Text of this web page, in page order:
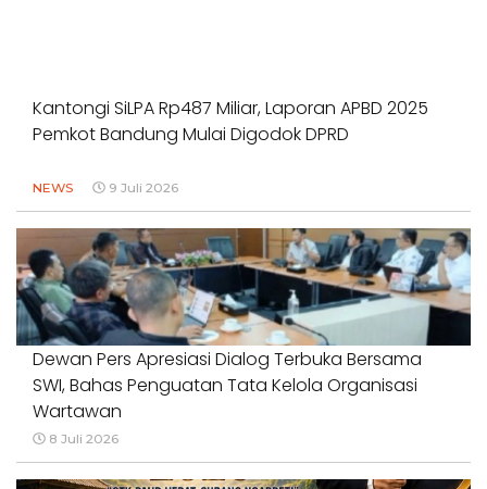
Kantongi SiLPA Rp487 Miliar, Laporan APBD 2025
Pemkot Bandung Mulai Digodok DPRD
NEWS 9 Juli 2026
Dewan Pers Apresiasi Dialog Terbuka Bersama
SWI, Bahas Penguatan Tata Kelola Organisasi
Wartawan
8 Juli 2026